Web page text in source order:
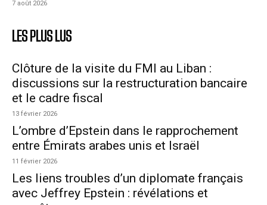
7 août 2026
LES PLUS LUS
Clôture de la visite du FMI au Liban :
discussions sur la restructuration bancaire
et le cadre fiscal
13 février 2026
L’ombre d’Epstein dans le rapprochement
entre Émirats arabes unis et Israël
11 février 2026
Les liens troubles d’un diplomate français
avec Jeffrey Epstein : révélations et